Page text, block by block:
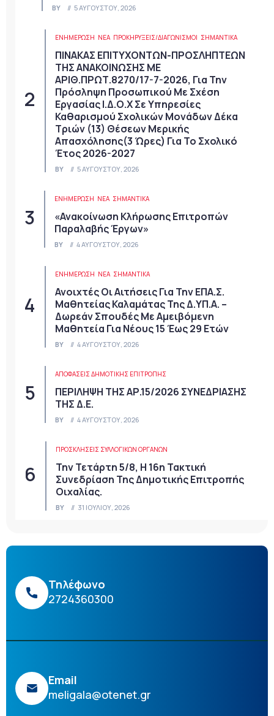
BY 5 ΑΥΓΟΎΣΤΟΥ, 2026
ΕΝΗΜΕΡΩΣΗ ΝΈΑ ΠΡΟΚΗΡΎΞΕΙΣ/ΔΙΑΓΩΝΙΣΜΟΊ ΣΗΜΑΝΤΙΚΆ
ΠΙΝΑΚΑΣ ΕΠΙΤΥΧΟΝΤΩΝ-ΠΡΟΣΛΗΠΤΕΩΝ
ΤΗΣ ΑΝΑΚΟΙΝΩΣΗΣ ΜΕ
ΑΡΙΘ.ΠΡΩΤ.8270/17-7-2026, Για Την
Πρόσληψη Προσωπικού Με Σχέση
Εργασίας Ι.Δ.Ο.Χ Σε Υπηρεσίες
Καθαρισμού Σχολικών Μονάδων Δέκα
Τριών (13) Θέσεων Μερικής
Απασχόλησης(3 Ώρες) Για Το Σχολικό
Έτος 2026-2027
BY 5 ΑΥΓΟΎΣΤΟΥ, 2026
ΕΝΗΜΕΡΩΣΗ ΝΈΑ ΣΗΜΑΝΤΙΚΆ
«Ανακοίνωση Κλήρωσης Επιτροπών
Παραλαβής Έργων»
BY 4 ΑΥΓΟΎΣΤΟΥ, 2026
ΕΝΗΜΕΡΩΣΗ ΝΈΑ ΣΗΜΑΝΤΙΚΆ
Ανοιχτές Οι Αιτήσεις Για Την ΕΠΑ.Σ.
Μαθητείας Καλαμάτας Της Δ.ΥΠ.Α. –
Δωρεάν Σπουδές Με Αμειβόμενη
Μαθητεία Για Νέους 15 Έως 29 Ετών
BY 4 ΑΥΓΟΎΣΤΟΥ, 2026
ΑΠΟΦΆΣΕΙΣ ΔΗΜΟΤΙΚΉΣ ΕΠΙΤΡΟΠΉΣ
ΠΕΡΙΛΗΨΗ ΤΗΣ ΑΡ.15/2026 ΣΥΝΕΔΡΙΑΣΗΣ
ΤΗΣ Δ.Ε.
BY 4 ΑΥΓΟΎΣΤΟΥ, 2026
ΠΡΟΣΚΛΉΣΕΙΣ ΣΥΛΛΟΓΙΚΏΝ ΟΡΓΆΝΩΝ
Την Τετάρτη 5/8, Η 16η Τακτική
Συνεδρίαση Της Δημοτικής Επιτροπής
Οιχαλίας.
BY 31 ΙΟΥΛΊΟΥ, 2026
Τηλέφωνο
2724360300
Email
meligala@otenet.gr